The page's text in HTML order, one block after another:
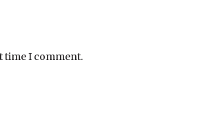
time I comment.